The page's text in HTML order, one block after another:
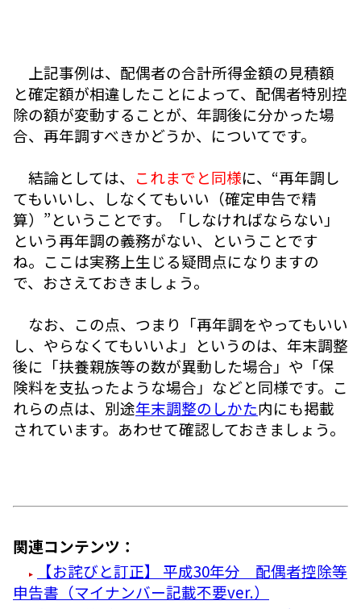
上記事例は、配偶者の合計所得金額の見積額
と確定額が相違したことによって、配偶者特別控
除の額が変動することが、年調後に分かった場
合、再年調すべきかどうか、についてです。
結論としては、 これまでと同様に、“再年調し
てもいいし、しなくてもいい（確定申告で精
算）”ということです。「しなければならない」
という再年調の義務がない、ということです
ね。ここは実務上生じる疑問点になりますの
で、おさえておきましょう。
なお、この点、つまり「再年調をやってもいい
し、やらなくてもいいよ」というのは、年末調整
後に「扶養親族等の数が異動した場合」や「保
険料を支払ったような場合」などと同様です。こ
れらの点は、別途年末調整のしかた内にも掲載
されています。あわせて確認しておきましょう。
関連コンテンツ：
【お詫びと訂正】 平成30年分 配偶者控除等
申告書（マイナンバー記載不要ver.）